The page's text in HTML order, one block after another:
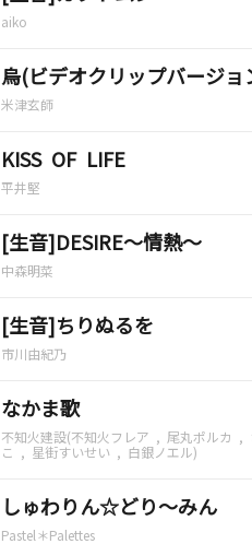
aiko
烏(ビデオクリップバージョ
米津玄師
KISS OF LIFE
平井堅
[生音]DESIRE～情熱～
中森明菜
[生音]ちりぬるを
市川由紀乃
なかま歌
不知火建設(不知火フレア , 尾丸ポルカ ,
こ , 星街すいせい , 白銀ノエル)
しゅわりん☆どり～みん
Pastel＊Palettes